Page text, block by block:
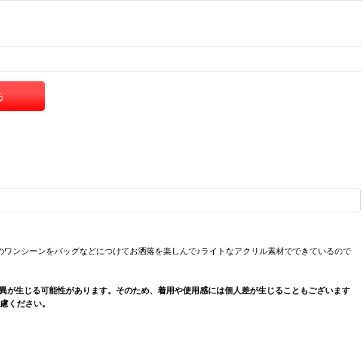
シーンをバッグなどにつけてお洒落を楽しんで♪ライトなアクリル素材でできているので
生じる可能性があります。そのため、着用や使用感には個人差が生じることもございます
ください。